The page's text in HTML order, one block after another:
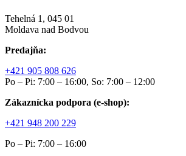
Tehelná 1, 045 01
Moldava nad Bodvou
Predajňa:
+421 905 808 626
Po – Pi: 7:00 – 16:00, So: 7:00 – 12:00
Zákaznícka podpora (e-shop):
+421 948 200 229
Po – Pi: 7:00 – 16:00